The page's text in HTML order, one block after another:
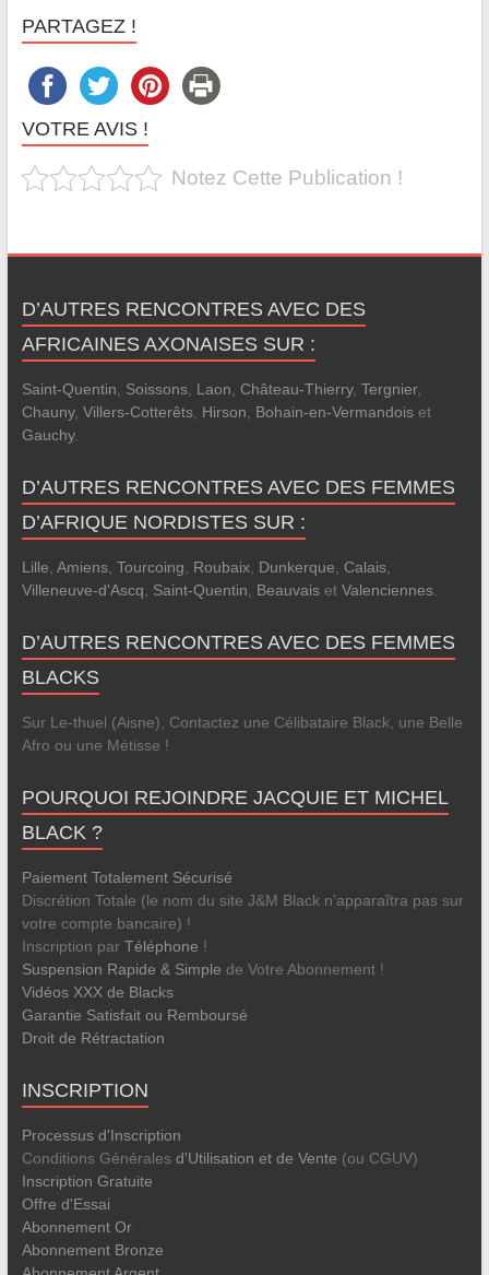
PARTAGEZ !
VOTRE AVIS !
Notez Cette Publication !
D’AUTRES RENCONTRES AVEC DES
AFRICAINES AXONAISES SUR :
Saint-Quentin, Soissons, Laon, Château-Thierry, Tergnier,
Chauny, Villers-Cotterêts, Hirson, Bohain-en-Vermandoiset
Gauchy.
D’AUTRES RENCONTRES AVEC DES FEMMES
D’AFRIQUE NORDISTES SUR :
Lille, Amiens, Tourcoing, Roubaix, Dunkerque, Calais,
Villeneuve-d'Ascq, Saint-Quentin, Beauvaiset Valenciennes.
D’AUTRES RENCONTRES AVEC DES FEMMES
BLACKS
Sur Le-thuel (Aisne), Contactez une Célibataire Black, une Belle
Afro ou une Métisse !
POURQUOI REJOINDRE JACQUIE ET MICHEL
BLACK ?
Paiement Totalement Sécurisé
Discrétion Totale (le nom du site J&M Black n’apparaîtra pas sur
votre compte bancaire) !
Inscription par Téléphone !
Suspension Rapide & Simple de Votre Abonnement !
Vidéos XXX de Blacks
Garantie Satisfait ou Remboursé
Droit de Rétractation
INSCRIPTION
Processus d'Inscription
Conditions Générales d'Utilisation et de Vente (ou CGUV)
Inscription Gratuite
Offre d'Essai
Abonnement Or
Abonnement Bronze